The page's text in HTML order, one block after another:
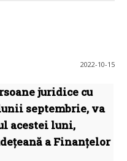
2022-10-15
juridice cu
septembrie, va
acestei luni,
a Finanţelor